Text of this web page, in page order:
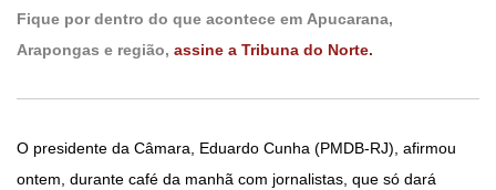
Fique por dentro do que acontece em Apucarana,
Arapongas e região, assine a Tribuna do Norte.
O presidente da Câmara, Eduardo Cunha (PMDB-RJ), afirmou
ontem, durante café da manhã com jornalistas, que só dará